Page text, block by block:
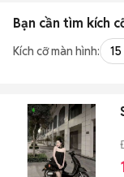
Bạn cần tìm kích
Kích cỡ màn hình: